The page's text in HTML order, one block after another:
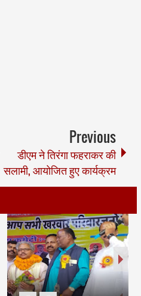
Previous
डीएम ने तिरंगा फहराकर की
सलामी, आयोजित हुए कार्यक्रम